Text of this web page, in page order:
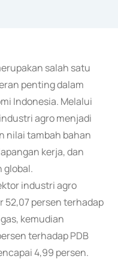
salah satu
penting dalam
Indonesia. Melalui
agro menjadi
nilai tambah bahan
kerja, dan
global.
industri agro
persen terhadap
kemudian
terhadap PDB
4,99 persen.